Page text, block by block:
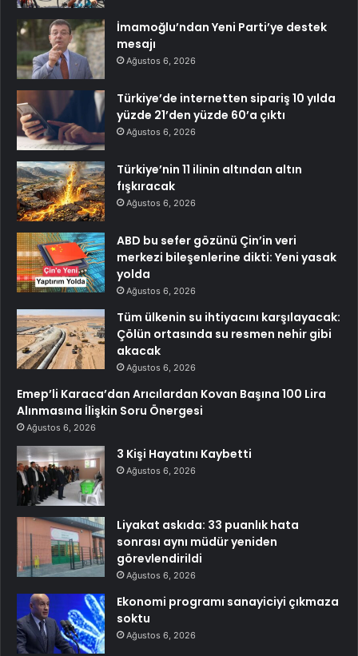
İmamoğlu’ndan Yeni Parti’ye destek
mesajı
Ağustos 6, 2026
Türkiye’de internetten sipariş 10 yılda
yüzde 21’den yüzde 60’a çıktı
Ağustos 6, 2026
Türkiye’nin 11 ilinin altından altın
fışkıracak
Ağustos 6, 2026
ABD bu sefer gözünü Çin’in veri
merkezi bileşenlerine dikti: Yeni yasak
yolda
Ağustos 6, 2026
Tüm ülkenin su ihtiyacını karşılayacak:
Çölün ortasında su resmen nehir gibi
akacak
Ağustos 6, 2026
Emep’li Karaca’dan Arıcılardan Kovan Başına 100 Lira
Alınmasına İlişkin Soru Önergesi
Ağustos 6, 2026
3 Kişi Hayatını Kaybetti
Ağustos 6, 2026
Liyakat askıda: 33 puanlık hata
sonrası aynı müdür yeniden
görevlendirildi
Ağustos 6, 2026
Ekonomi programı sanayiciyi çıkmaza
soktu
Ağustos 6, 2026